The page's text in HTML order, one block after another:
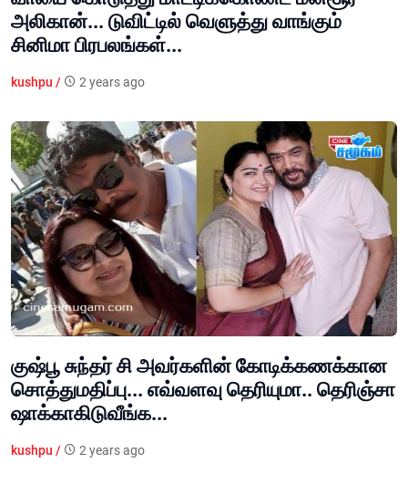
அலிகான்... டுவிட்டில் வெளுத்து வாங்கும்
சினிமா பிரபலங்கள்...
kushpu / 2 years ago
குஷ்பூ சுந்தர் சி அவர்களின் கோடிக்கணக்கான
சொத்துமதிப்பு... எவ்வளவு தெரியுமா.. தெரிஞ்சா
ஷாக்காகிடுவீங்க...
kushpu / 2 years ago